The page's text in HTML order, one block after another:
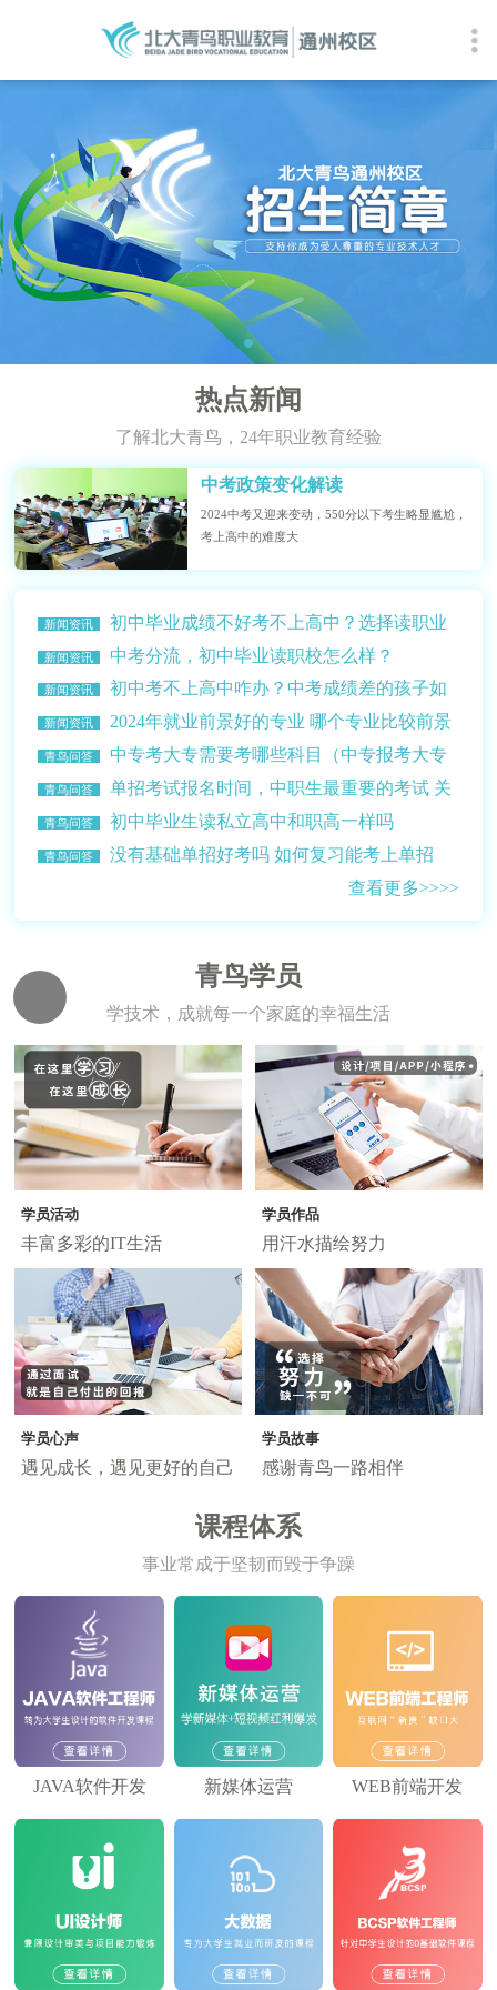
热点新闻
了解北大青鸟，24年职业教育经验
中考政策变化解读
2024中考又迎来变动，550分以下考生略显尴尬，
考上高中的难度大
新闻资讯
初中毕业成绩不好考不上高中？选择读职业
学校？
新闻资讯 中考分流，初中毕业读职校怎么样？
新闻资讯
初中考不上高中咋办？中考成绩差的孩子如
何选择学校？
新闻资讯
2024年就业前景好的专业 哪个专业比较前景
比较好赚钱多？
青鸟问答
中专考大专需要考哪些科目（中专报考大专
的条件介绍）
青鸟问答
单招考试报名时间，中职生最重要的考试 关
乎升学读大学
青鸟问答 初中毕业生读私立高中和职高一样吗
青鸟问答
没有基础单招好考吗 如何复习能考上单招
查看更多>>>>
青鸟学员
学技术，成就每一个家庭的幸福生活
学员活动
丰富多彩的IT生活
学员作品
用汗水描绘努力
学员心声
遇见成长，遇见更好的自己
学员故事
感谢青鸟一路相伴
课程体系
事业常成于坚韧而毁于争躁
JAVA软件开发 新媒体运营 WEB前端开发